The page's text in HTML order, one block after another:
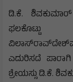
ಡಿ.ಕೆ.
ಫಲಕೊಟ್ಟು
ಎದುರಿಸದೆ
ಶ್ರೇಯಸ್ಸು ಡಿ.ಕೆ.